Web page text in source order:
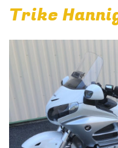
Trike